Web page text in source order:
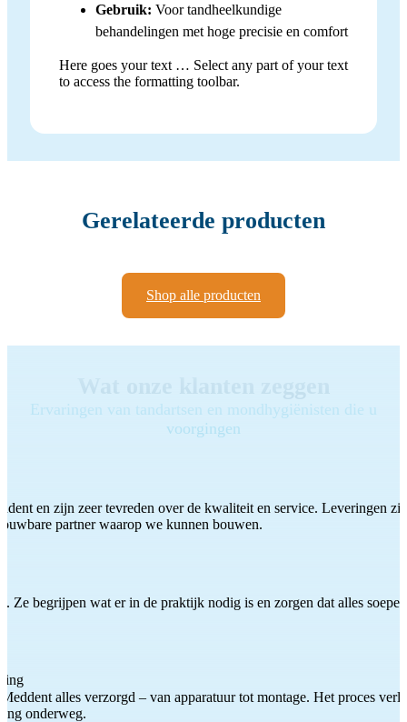
Gebruik: Voor tandheelkundige
behandelingen met hoge precisie en comfort
Here goes your text … Select any part of your text
to access the formatting toolbar.
Gerelateerde producten
Shop alle producten
Ervaringen van tandartsen en mondhygiënisten die u
voorgingen
en zijn zeer tevreden over de kwaliteit en service. Leveringen
partner waarop we kunnen bouwen.
Ze begrijpen wat er in de praktijk nodig is en zorgen dat alles
alles verzorgd – van apparatuur tot montage. Het proces
onderweg.